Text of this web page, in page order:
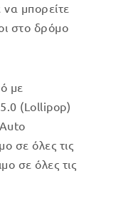
μπορείτε
στο δρόμο
με
(Lollipop)
σε όλες τις
σε όλες τις